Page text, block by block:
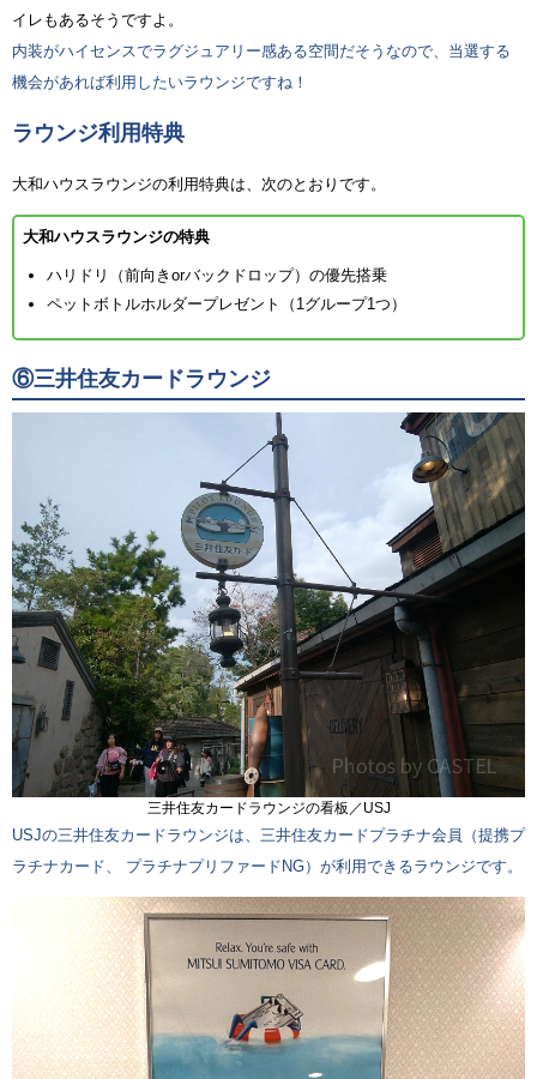
イレもあるそうですよ。
内装がハイセンスでラグジュアリー感ある空間だそうなので、当選する
機会があれば利用したいラウンジですね！
ラウンジ利用特典
大和ハウスラウンジの利用特典は、次のとおりです。
大和ハウスラウンジの特典
ハリドリ（前向きorバックドロップ）の優先搭乗
ペットボトルホルダープレゼント（1グループ1つ）
⑥三井住友カードラウンジ
三井住友カードラウンジの看板／USJ
USJの三井住友カードラウンジは、三井住友カードプラチナ会員（提携プ
ラチナカード、 プラチナプリファードNG）が利用できるラウンジです。